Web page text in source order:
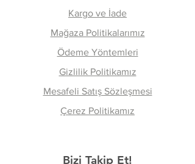
Kargo ve İade
Mağaza Politikalarımız
Ödeme Yöntemleri
Gizlilik Politikamız
Mesafeli Satış Sözleşmesi
Çerez Politikamız
Bizi Takip Et!